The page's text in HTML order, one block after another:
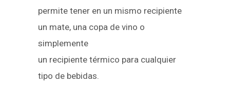
permite tener en un mismo recipiente
un mate, una copa de vino o
simplemente
un recipiente térmico para cualquier
tipo de bebidas.